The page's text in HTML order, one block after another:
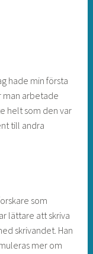
hade min första
man arbetade
helt som den var
till andra
som
lättare att skriva
skrivandet. Han
mer om